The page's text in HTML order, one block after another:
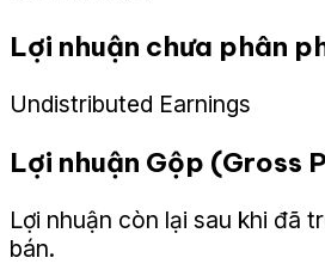
Lợi nhuận chưa phân
Undistributed Earnings
Lợi nhuận Gộp (Gross
Lợi nhuận còn lại sau khi đã
bán.